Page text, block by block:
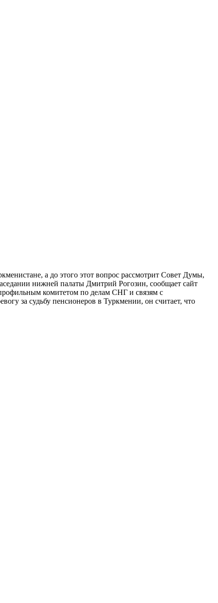
а до этого этот вопрос рассмотрит Совет Думы,
нижней палаты Дмитрий Рогозин, сообщает сайт
комитетом по делам СНГ и связям с
за судьбу пенсионеров в Туркмении, он считает, что